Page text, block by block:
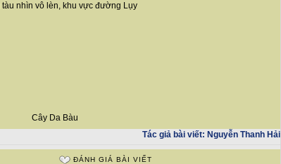
nhìn vô lèn, khu vực đường Lụy
Cây Da Bàu
Tác giả bài viết: Nguyễn Thanh Hải
ĐÁNH GIÁ BÀI VIẾT